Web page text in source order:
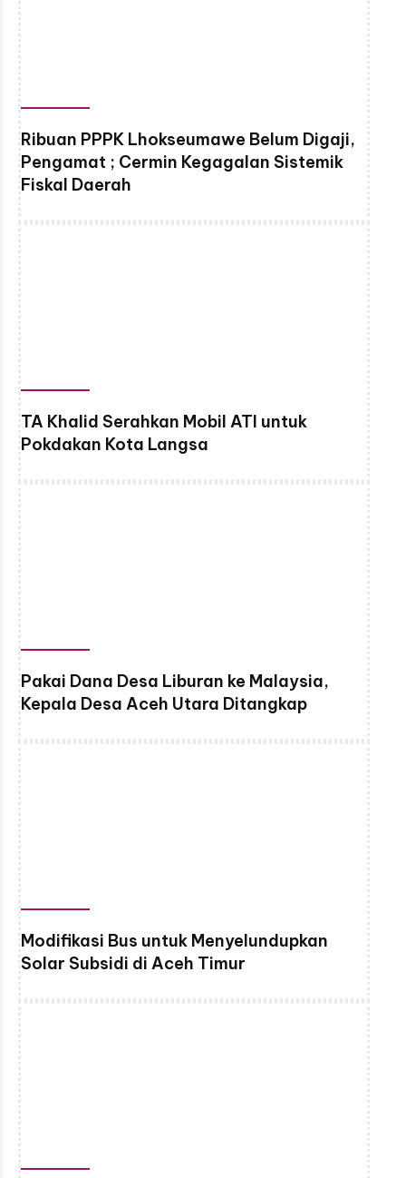
Ribuan PPPK Lhokseumawe Belum Digaji,
Pengamat ; Cermin Kegagalan Sistemik
Fiskal Daerah
TA Khalid Serahkan Mobil ATI untuk
Pokdakan Kota Langsa
Pakai Dana Desa Liburan ke Malaysia,
Kepala Desa Aceh Utara Ditangkap
Modifikasi Bus untuk Menyelundupkan
Solar Subsidi di Aceh Timur